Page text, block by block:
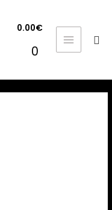
0.00€
0
MAIN